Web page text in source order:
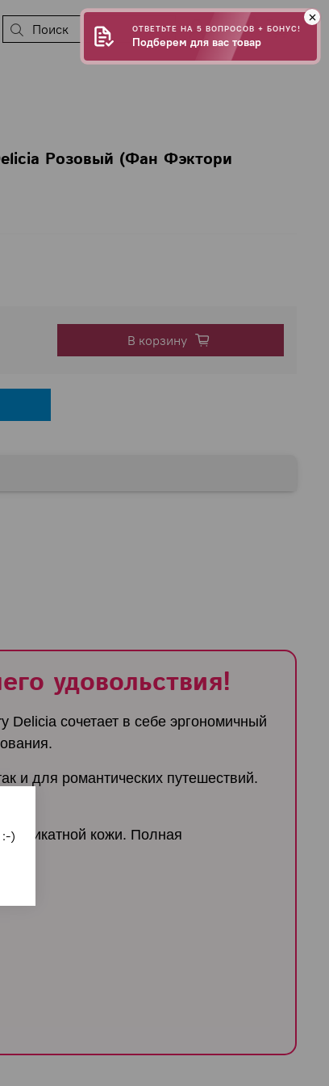
0
Розовый (Фан Фэктори
В корзину
удовольствия!
сочетает в себе эргономичный
и для романтических путешествий.
деликатной кожи. Полная
)
ОТВЕТЬТЕ НА 5 ВОПРОСОВ + БОНУС!
Подберем для вас товар